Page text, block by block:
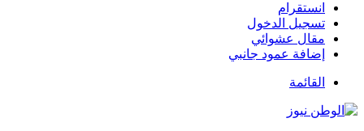
انستقرام
تسجيل الدخول
مقال عشوائي
إضافة عمود جانبي
القائمة